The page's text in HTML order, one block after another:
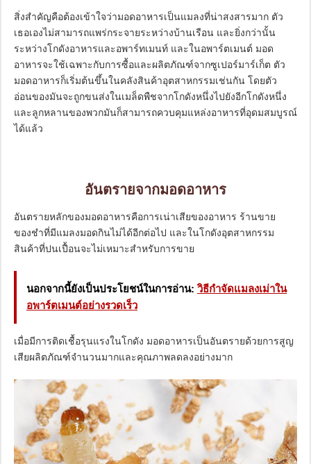
สิ่งสำคัญคือต้องเข้าใจว่ามอดอาหารเป็นแมลงที่น่าสงสารมาก ตัว
เธอเองไม่สามารถแพร่กระจายระหว่างบ้านเรือน และยิ่งกว่านั้น
ระหว่างโกดังอาหารและอพาร์ทเมนท์ และในอพาร์ตเมนต์ มอด
อาหารจะใช้เฉพาะกับการซื้อและผลิตภัณฑ์จากซูเปอร์มาร์เก็ต ตัว
มอดอาหารก็เริ่มต้นขึ้นในคลังสินค้าอุตสาหกรรมเช่นกัน โดยตัว
อ่อนของมันจะถูกขนส่งในเมล็ดพืชจากโกดังหนึ่งไปยังอีกโกดังหนึ่ง
และลูกหลานของพวกมันก็สามารถควบคุมแหล่งอาหารที่อุดมสมบูรณ์
ได้แล้ว
อันตรายจากมอดอาหาร
อันตรายหลักของมอดอาหารคือการเน่าเสียของอาหาร ร้านขาย
ของชำที่มีแมลงมอดกินไม่ได้อีกต่อไป และในโกดังอุตสาหกรรม
สินค้าที่ปนเปื้อนจะไม่เหมาะสำหรับการขาย
นอกจากนี้ยังเป็นประโยชน์ในการอ่าน:วิธีกำจัดแมลงเม่าใน
อพาร์ตเมนต์อย่างรวดเร็ว
เมื่อมีการติดเชื้อรุนแรงในโกดัง มอดอาหารเป็นอันตรายด้วยการสูญ
เสียผลิตภัณฑ์จำนวนมากและคุณภาพลดลงอย่างมาก